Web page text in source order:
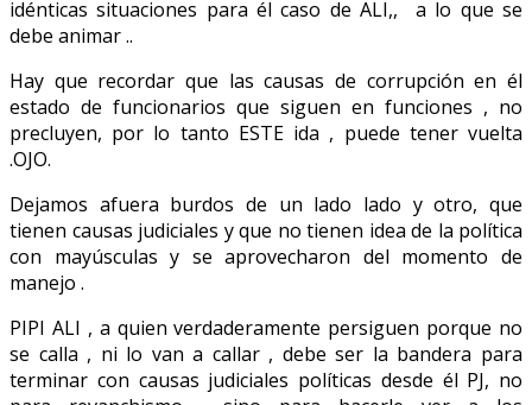
idénticas situaciones para él caso de ALI,, a lo que se
debe animar ..
Hay que recordar que las causas de corrupción en él
estado de funcionarios que siguen en funciones , no
precluyen, por lo tanto ESTE ida , puede tener vuelta
.OJO.
Dejamos afuera burdos de un lado lado y otro, que
tienen causas judiciales y que no tienen idea de la política
con mayúsculas y se aprovecharon del momento de
manejo .
PIPI ALI , a quien verdaderamente persiguen porque no
se calla , ni lo van a callar , debe ser la bandera para
terminar con causas judiciales políticas desde él PJ, no